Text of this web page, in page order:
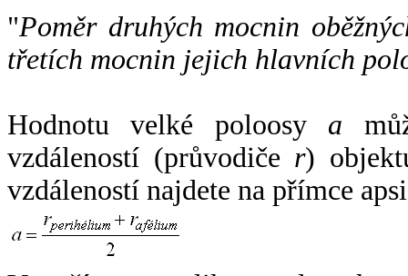
"Poměr druhých mocnin
třetích mocnin jejich hlavních
Hodnotu velké poloosy a
vzdáleností (průvodiče r)
vzdáleností najdete na přímce